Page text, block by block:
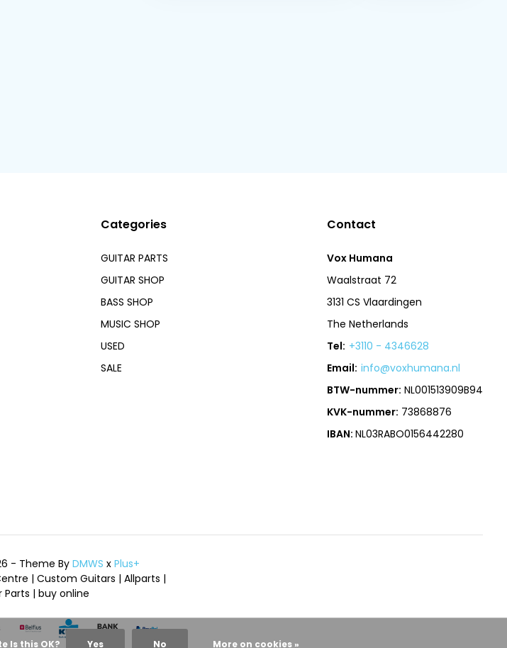
Categories
GUITAR PARTS
GUITAR SHOP
BASS SHOP
MUSIC SHOP
USED
SALE
Contact
Vox Humana
Waalstraat 72
3131 CS Vlaardingen
The Netherlands
Tel: +3110 - 4346628
Email: info@voxhumana.nl
BTW-nummer: NL001513909B94
KVK-nummer: 73868876
IBAN:NL03RABO0156442280
- Theme ByDMWS xPlus+
| Custom Guitars | Allparts |
Parts | buy online
Is this OK? Yes No More on cookies »